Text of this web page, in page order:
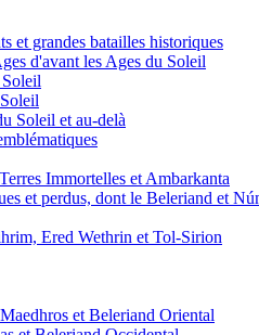
et grandes batailles historiques
d'avant les Ages du Soleil
Soleil et au-delà
Immortelles et Ambarkanta
et perdus, dont le Beleriand et
Ered Wethrin et Tol-Sirion
et Beleriand Oriental